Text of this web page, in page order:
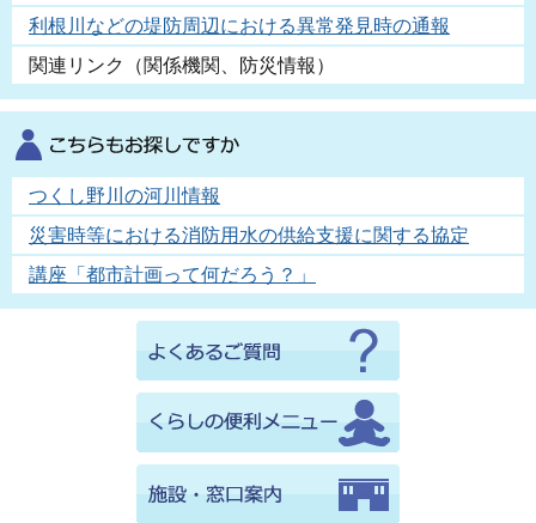
利根川などの堤防周辺における異常発見時の通報
関連リンク（関係機関、防災情報）
つくし野川の河川情報
災害時等における消防用水の供給支援に関する協定
講座「都市計画って何だろう？」